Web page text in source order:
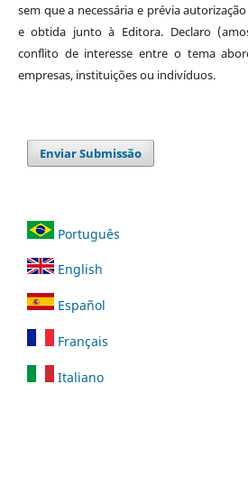
sem que a necessária e prévia
e obtida junto à Editora. Declaro
conflito de interesse entre o tema
empresas, instituições ou indivíduos.
Enviar Submissão
Português
English
Español
Français
Italiano